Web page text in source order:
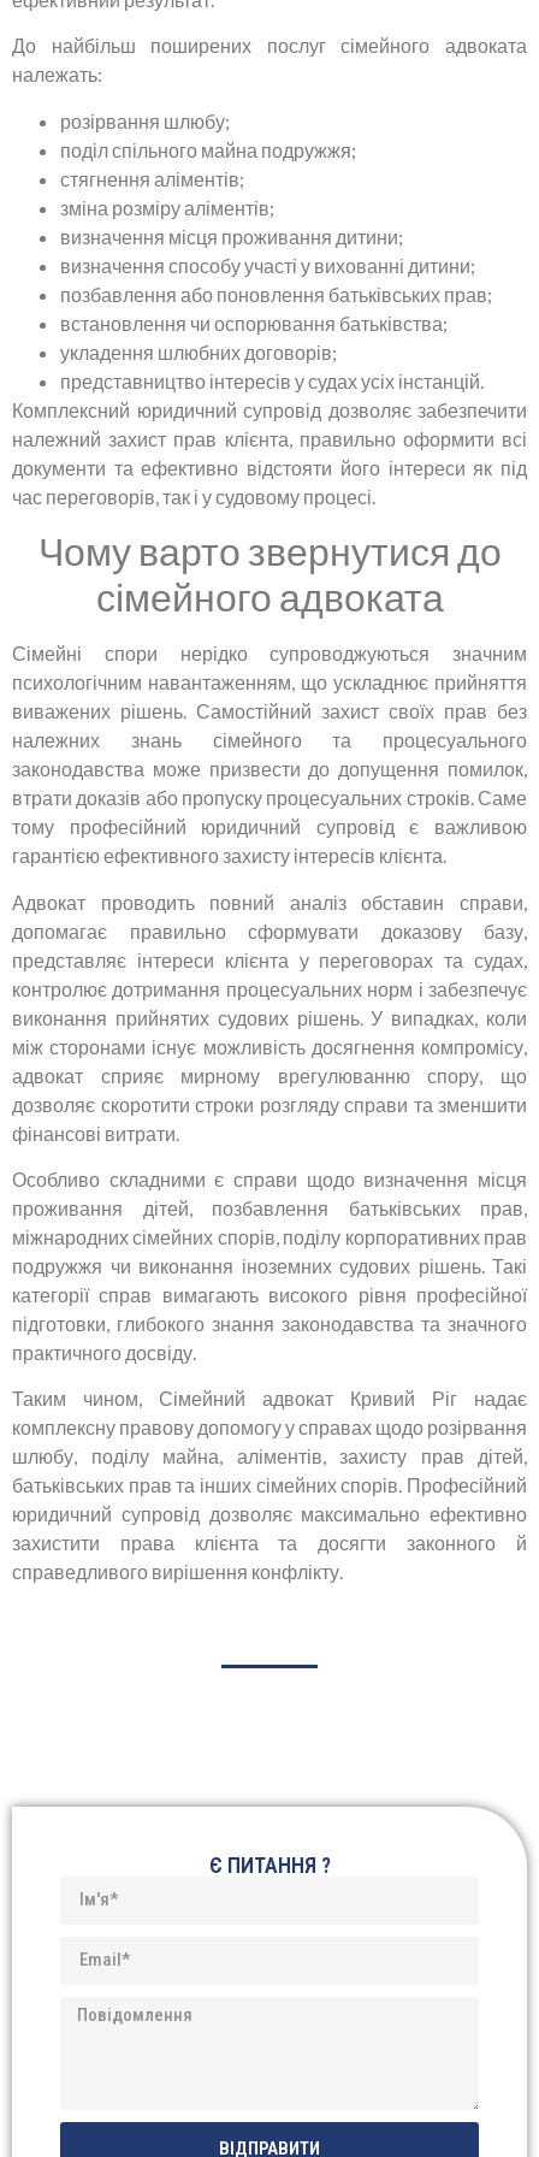
До найбільш поширених послуг сімейного адвоката
належать:
розірвання шлюбу;
поділ спільного майна подружжя;
стягнення аліментів;
зміна розміру аліментів;
визначення місця проживання дитини;
визначення способу участі у вихованні дитини;
позбавлення або поновлення батьківських прав;
встановлення чи оспорювання батьківства;
укладення шлюбних договорів;
представництво інтересів у судах усіх інстанцій.
Комплексний юридичний супровід дозволяє забезпечити
належний захист прав клієнта, правильно оформити всі
документи та ефективно відстояти його інтереси як під
час переговорів, так і у судовому процесі.
Чому варто звернутися до
сімейного адвоката
Сімейні спори нерідко супроводжуються значним
психологічним навантаженням, що ускладнює прийняття
виважених рішень. Самостійний захист своїх прав без
належних знань сімейного та процесуального
законодавства може призвести до допущення помилок,
втрати доказів або пропуску процесуальних строків. Саме
тому професійний юридичний супровід є важливою
гарантією ефективного захисту інтересів клієнта.
Адвокат проводить повний аналіз обставин справи,
допомагає правильно сформувати доказову базу,
представляє інтереси клієнта у переговорах та судах,
контролює дотримання процесуальних норм і забезпечує
виконання прийнятих судових рішень. У випадках, коли
між сторонами існує можливість досягнення компромісу,
адвокат сприяє мирному врегулюванню спору, що
дозволяє скоротити строки розгляду справи та зменшити
фінансові витрати.
Особливо складними є справи щодо визначення місця
проживання дітей, позбавлення батьківських прав,
міжнародних сімейних спорів, поділу корпоративних прав
подружжя чи виконання іноземних судових рішень. Такі
категорії справ вимагають високого рівня професійної
підготовки, глибокого знання законодавства та значного
практичного досвіду.
Таким чином, Сімейний адвокат Кривий Ріг надає
комплексну правову допомогу у справах щодо розірвання
шлюбу, поділу майна, аліментів, захисту прав дітей,
батьківських прав та інших сімейних спорів. Професійний
юридичний супровід дозволяє максимально ефективно
захистити права клієнта та досягти законного й
справедливого вирішення конфлікту.
Є ПИТАННЯ ?
ВІДПРАВИТИ